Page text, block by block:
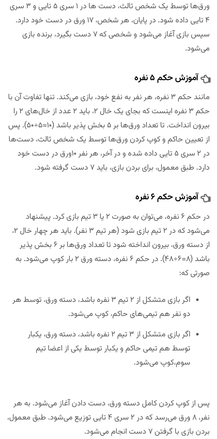
ورق‌ها توسط یک شخص ثالث، دست ها در ۱ سری ۵ تایی و ۳ سری
۴ تایی داده شود. در پایان، هر شخص، ۱۷ ورق در دست خود دارد.
سپس بازی آغاز می‌شود و شخصی که ۷ دست بگیرد، برنده بازی
می‌شود.
آموزش حکم ۵ نفره
مانند حکم ۳ نفره، هر نفر به نفع خود، بازی می‌کند. تنها تفاوت آن با
حکم ۳ نفره اینست که بجای یک خال ۲، باید ۲ عدد از خال‌های ۲ را
بیرون انداخت. تا تعداد ورق‌ها بر ۵ بخش پذیر باشد (۱۰=۵÷۵۰). پس
از تعیین حاکم و کوپ کردن ورق‌ها توسط یک شخص ثالث، دست‌ها
در ۲ سری ۵ تایی داده شده و در آخر، هر نفر ۱۰ورق در دست خود
دارد. طبق معمول، برای بردن بازی، باید ۷ دست گرفته شود.
آموزش حکم ۶ نفره
در حکم ۶ نفره، می‌توان به صورت ۲ یا ۳ تیم بازی کرد. پیشنهاد
می‌شود که در ۲ تیم بازی شود (هر تیم ۳ نفر). باید هر چهار خال ۲،
از دسته ورق، بیرون انداخته شود تا تعداد ورق‌ها بر ۶ بخش پذیر
باشد (۸=۶÷۴۸). در حکم ۶ نفره، دسته ورق ۲ بار کوپ می‌شود. به
صورتی که:
اگر بازی متشکل از ۲ تیم ۳ نفره باشد، دسته ورق، توسط هر
دو نفر هم تیمی‌های حاکم، کوپ می‌شود.
اگر بازی متشکل از ۳ تیم ۲ نفره باشد، دسته ورق، یکبار
توسط هم تیمی حاکم و یکبار توسط یکی از اعضا تیم
سوم،کوپ می‌شود.
پس از کوپ کردن کامل دسته ورق، دست دادن آغاز می‌شود. به هر
نفر، ۸ ورق می‌رسد که در ۲ سری ۴ تایی توزیع می‌شود. طبق معمول،
بردن بازی با گرفتن ۷ دست انجام می‌شود.